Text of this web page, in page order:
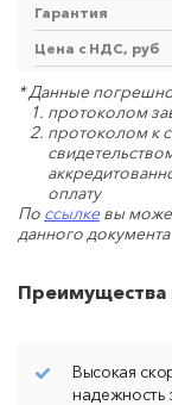
Гарантия
Цена с НДС, руб
* Данные
протоколом
протоколом к
оплату
По ссылкевы
данного документа
Преимущества
Высокая
надежность